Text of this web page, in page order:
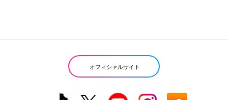
オフィシャルサイト